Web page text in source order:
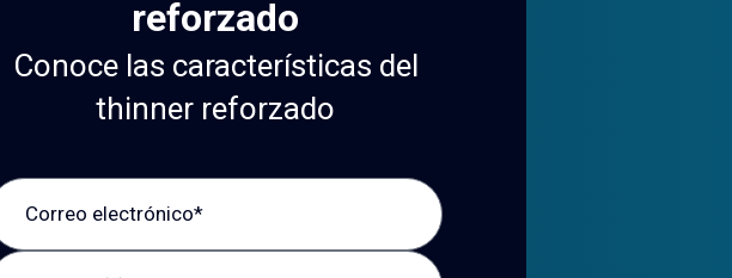
reforzado
Conoce las características del
thinner reforzado